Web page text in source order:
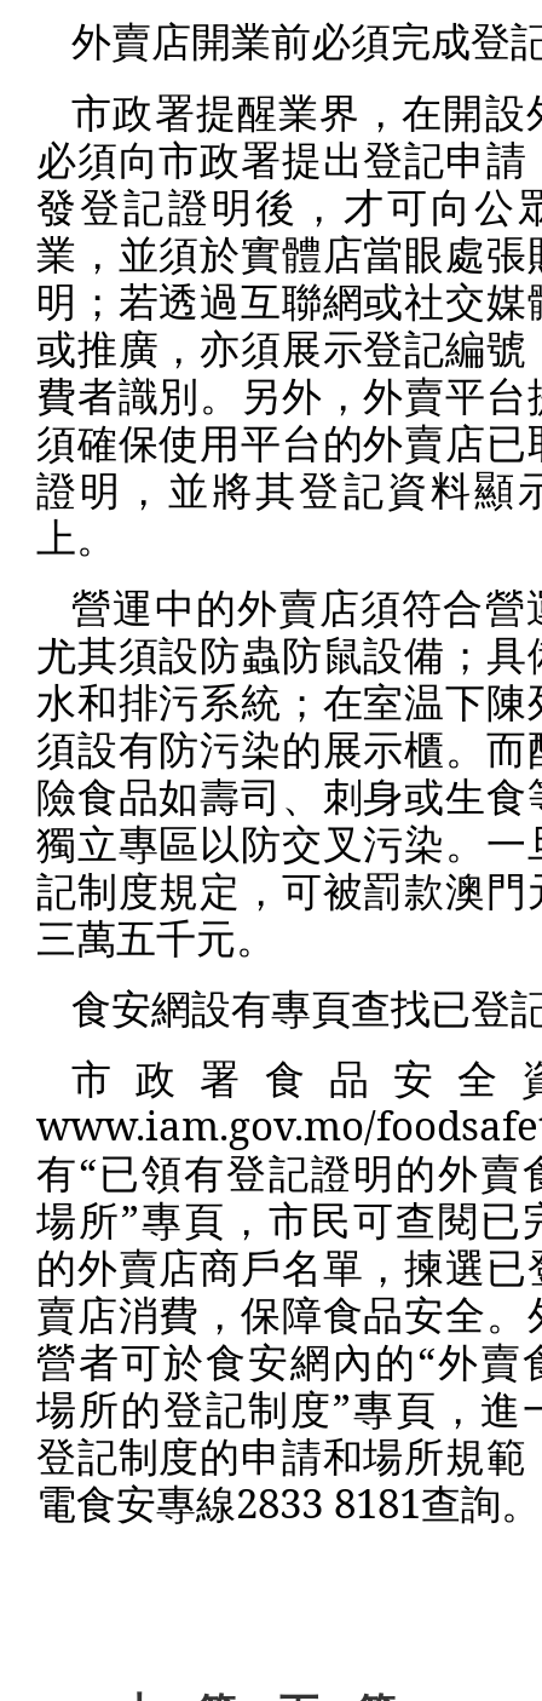
外賣店開業前必須完成登
市政署提醒業界，在開設
必須向市政署提出登記申請
發登記證明後，才可向公
業，並須於實體店當眼處張
明；若透過互聯網或社交媒
或推廣，亦須展示登記編號
費者識別。另外，外賣平台
須確保使用平台的外賣店已
證明，並將其登記資料顯
上。
營運中的外賣店須符合營
尤其須設防蟲防鼠設備；具
水和排污系統；在室温下陳
須設有防污染的展示櫃。而
險食品如壽司、刺身或生食
獨立專區以防交叉污染。一
記制度規定，可被罰款澳門
三萬五千元。
食安網設有專頁查找已登
市政署食品安全
www.iam.gov.mo/
有“已領有登記證明的外賣
場所”專頁，市民可查閱已
的外賣店商戶名單，揀選已
賣店消費，保障食品安全。
營者可於食安網內的“外賣
場所的登記制度”專頁，進
登記制度的申請和場所規範
電食安專線2833 8181查詢。